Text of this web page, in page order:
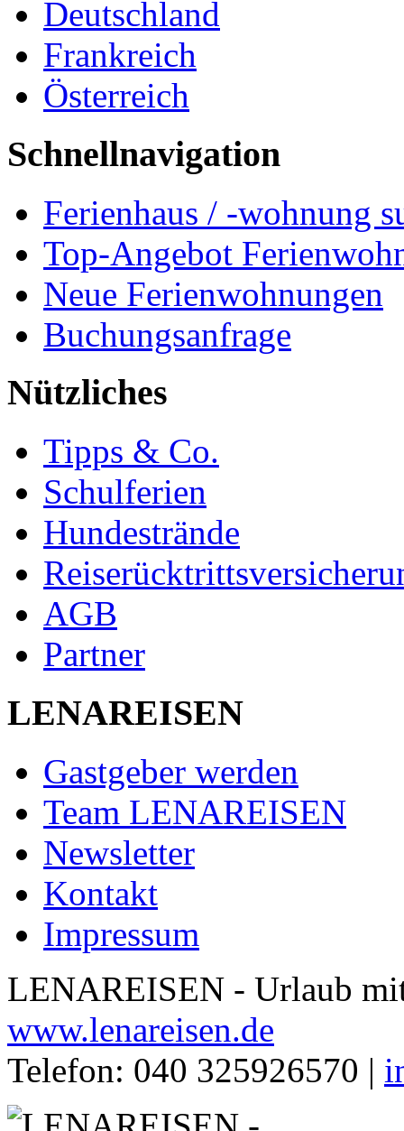
Deutschland
Frankreich
Österreich
Schnellnavigation
Ferienhaus / -wohnung
Top-Angebot
Neue Ferienwohnungen
Buchungsanfrage
Nützliches
Tipps & Co.
Schulferien
Hundestrände
AGB
Partner
LENAREISEN
Gastgeber werden
Team LENAREISEN
Newsletter
Kontakt
Impressum
LENAREISEN - Urlaub
www.lenareisen.de
Telefon: 040 325926570 |